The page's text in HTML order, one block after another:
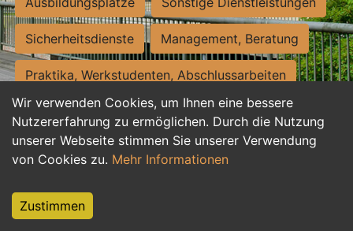
Wir verwenden Cookies, um Ihnen eine bessere
Nutzererfahrung zu ermöglichen. Durch die Nutzung
unserer Webseite stimmen Sie unserer Verwendung
von Cookies zu. Mehr Informationen
Zustimmen
Sicherheitsdienste Management, Beratung
Praktika, Werkstudenten, Abschlussarbeiten
Personalwesen Assistenz, Sekretariat
Hilfskräfte, Aushilfs- und Nebenjobs
Weiterbildung, Studium, duale Ausbildung